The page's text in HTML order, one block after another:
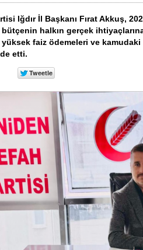
Iğdır İl Başkanı Fırat Akkuş,
halkın gerçek
yüksek faiz ödemeleri ve
etti.